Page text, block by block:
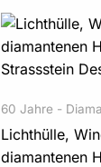
60 Jahre -
Lichthülle,
diamantenen